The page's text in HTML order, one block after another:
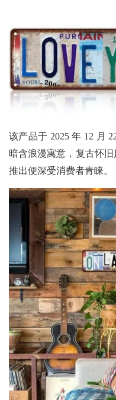
该产品于 2025 年 12 月
暗含浪漫寓意，复古怀
推出便深受消费者青睐。